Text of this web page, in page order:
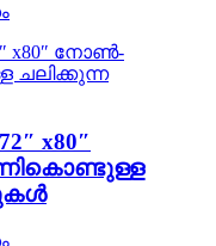
x80″